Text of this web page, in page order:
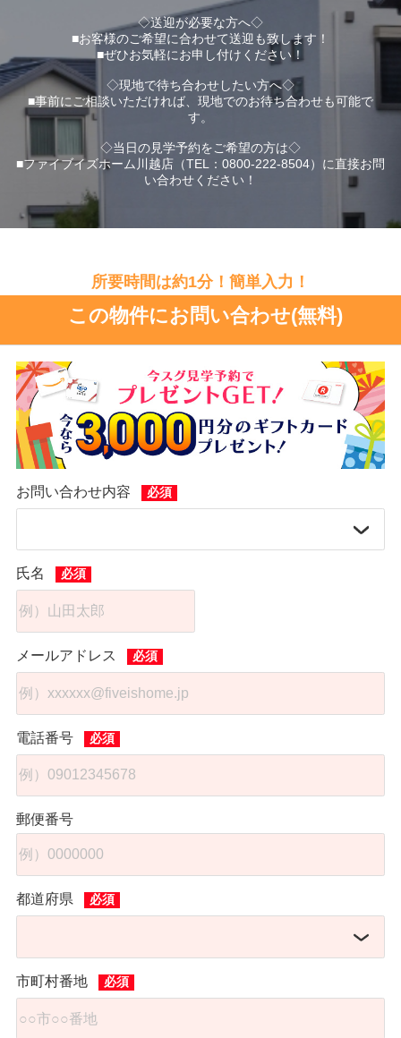
◇送迎が必要な方へ◇
■お客様のご希望に合わせて送迎も致します！
■ぜひお気軽にお申し付けください！
◇現地で待ち合わせしたい方へ◇
■事前にご相談いただければ、現地でのお待ち合わせも可能で
す。
◇当日の見学予約をご希望の方は◇
■ファイブイズホーム川越店（TEL：0800-222-8504）に直接お問
い合わせください！
所要時間は約1分！簡単入力！
この物件にお問い合わせ(無料)
お問い合わせ内容
氏名
メールアドレス
電話番号
郵便番号
都道府県
市町村番地